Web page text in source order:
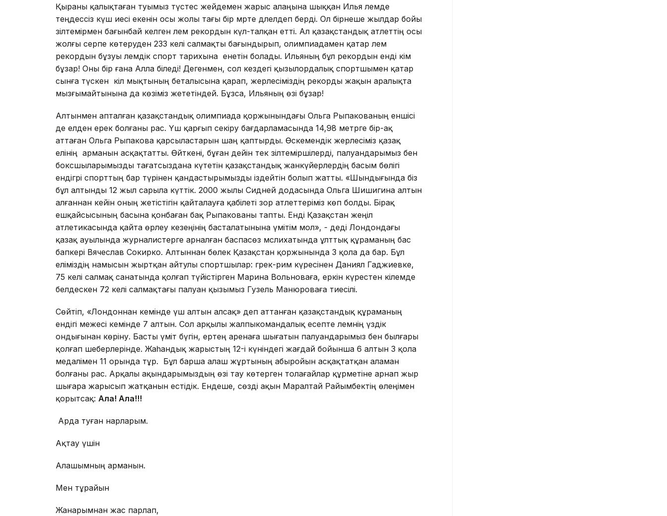
Қыраны қалықтаған туымыз түстес жейдемен жарыс алаңына шыққан Илья әлемде
теңдессіз күш иесі екенін осы жолы тағы бір мәрте дәлелдеп берді. Ол бірнеше жылдар бойы
зілтемірмен бағынбай келген әлем рекордын күл-талқан етті. Ал қазақстандық атлеттің осы
жолғы серпе көтеруден 233 келі салмақты бағындырып, олимпиадамен қатар әлем
рекордын бұзуы әлемдік спорт тарихына енетін болады. Ильяның бұл рекордын енді кім
бұзар! Оны бір ғана Алла біледі! Дегенмен, сол кездегі қызылордалық спортшымен қатар
сынға түскен кіл мықтының беталысына қарап, жерлесіміздің рекорды жақын аралықта
мызғымайтынына да көзіміз жететіндей. Бұзса, Ильяның өзі бұзар!
Алтынмен апталған қазақстандық олимпиада қоржынындағы Ольга Рыпакованың еншісі
де елден ерек болғаны рас. Үш қарғып секіру бағдарлама­сында 14,98 метрге бір-ақ
аттаған Ольга Рыпакова қарсыластарын шаң қаптырды. Өскемендік жерлесіміз қазақ
елінің арманын асқақтатты. Өйткені, бұған дейін тек зілтеміршілерді, палуандарымыз бен
боксшыларымызды тағатсыздана күтетін қазақстандық жанкүйерлердің басым бөлігі
ендігәрі спорттың бар түрінен қандастырымызды іздейтін болып жатты. «Шындығында біз
бұл алтынды 12 жыл са­рыла күттік. 2000 жылы Сидней додасында Ольга Шишигина алтын
ал­ғаннан кейін оның жетістігін қай­талауға қабілеті зор атлет­тері­міз көп болды. Бірақ
ешқай­сы­сы­ның басына қонбаған бақ Рыпакованы тапты. Енді Қазақстан жеңіл
атлетикасында қайта өр­леу кезеңінің басталатынына үмітім мол», - деді Лон­дондағы
қазақ ауы­лында жур­налистерге арналған бас­пасөз мәслихатында ұлттық құраманың бас
бапкері Вячеслав Со­кирко. Алтыннан бөлек Қазақстан қоржынында 3 қола да бар. Бұл
еліміздің намысын жыртқан айтулы спортшылар: грек-рим күресінен Даниял Гаджиевке,
75 келі салмақ санатында қолғап түйістірген Марина Вольноваға, еркін күрестен кілемде
белдескен 72 келі салмақтағы палуан қызымыз Гузель Манюроваға тиесілі.
Сөйтіп, «Лондоннан кемінде үш алтын алсақ» деп аттанған қазақстандық құраманың
ендігі межесі кемінде 7 алтын. Сол арқылы жалпыкомандалық есепте әлемнің үздік
ондығынан көріну. Басты үміт бүгін, ертең аренаға шығатын палуандарымыз бен былғары
қолғап шеберлерінде. Жаһандық жарыстың 12-і күніндегі жағдай бойынша 6 алтын 3 қола
медалімен 11 орында тұр. Бұл барша алаш жұртының абыройын асқақтатқан аламан
болғаны рас. Арқалы ақындарымыздың өзі тау көтерген толағайлар құрметіне арнап жыр
шығара жарысып жатқанын естідік. Ендеше, сөзді ақын Маралтай Райымбектің өлеңімен
қорытсақ: Алға! Алға!!!
Арда туған нарларым.
Ақтау үшін
Алашымның арманын.
Мен тұрайын
Жанарымнан жас парлап,